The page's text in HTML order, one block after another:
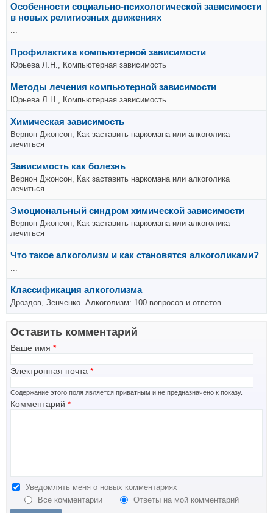
Особенности социально-психологической зависимости
в новых религиозных движениях
Профилактика компьютерной зависимости
Юрьева Л.Н., Компьютерная зависимость
Методы лечения компьютерной зависимости
Юрьева Л.Н., Компьютерная зависимость
Химическая зависимость
Вернон Джонсон, Как заставить наркомана или алкоголика
лечиться
Зависимость как болезнь
Вернон Джонсон, Как заставить наркомана или алкоголика
лечиться
Эмоциональный синдром химической зависимости
Вернон Джонсон, Как заставить наркомана или алкоголика
лечиться
Что такое алкоголизм и как становятся алкоголиками?
Классификация алкоголизма
Дроздов, Зенченко. Алкоголизм: 100 вопросов и ответов
Оставить комментарий
Ваше имя *
Электронная почта *
Содержание этого поля является приватным и не предназначено к показу.
Комментарий *
Уведомлять меня о новых комментариях
Все комментарии
Ответы на мой комментарий